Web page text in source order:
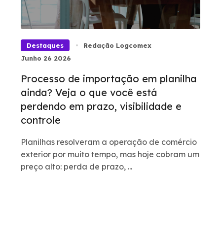
Destaques
Redação Logcomex
Junho 26 2026
Processo de importação em planilha
ainda? Veja o que você está
perdendo em prazo, visibilidade e
controle
Planilhas resolveram a operação de comércio
exterior por muito tempo, mas hoje cobram um
preço alto: perda de prazo, ...